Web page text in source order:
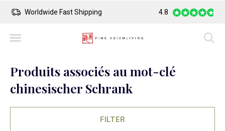
Safe Payment Largest Collection
4.8
Produits associés au mot-clé
chinesischer Schrank
FILTER